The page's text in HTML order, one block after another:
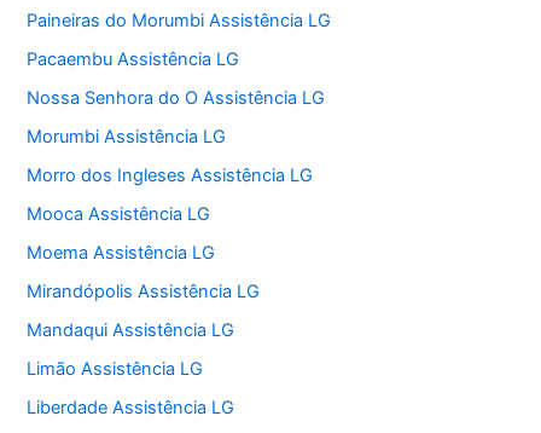
Paineiras do Morumbi Assistência LG
Pacaembu Assistência LG
Nossa Senhora do O Assistência LG
Morumbi Assistência LG
Morro dos Ingleses Assistência LG
Mooca Assistência LG
Moema Assistência LG
Mirandópolis Assistência LG
Mandaqui Assistência LG
Limão Assistência LG
Liberdade Assistência LG